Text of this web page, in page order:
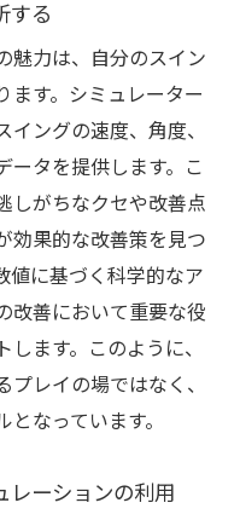
する
魅力は、自分のスイン
ます。シミュレーター
ングの速度、角度、
ータを提供します。こ
しがちなクセや改善点
効果的な改善策を見つ
値に基づく科学的なア
改善において重要な役
ます。このように、
レイの場ではなく、
なっています。
レーションの利用